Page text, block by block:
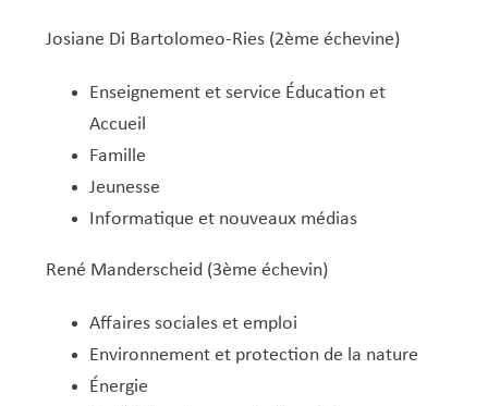
Josiane Di Bartolomeo-Ries (2ème échevine)
Enseignement et service Éducation et
Accueil
Famille
Jeunesse
Informatique et nouveaux médias
René Manderscheid (3ème échevin)
Affaires sociales et emploi
Environnement et protection de la nature
Énergie